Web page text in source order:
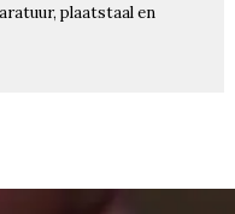
plaatstaal en